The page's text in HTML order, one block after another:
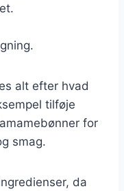
alt efter hvad
tilføje
for
smag.
da